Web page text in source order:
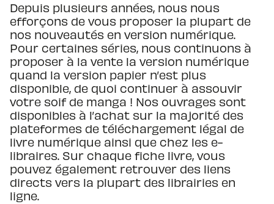
Depuis plusieurs années, nous nous
efforçons de vous proposer la plupart de
nos nouveautés en version numérique.
Pour certaines séries, nous continuons à
proposer à la vente la version numérique
quand la version papier n’est plus
disponible, de quoi continuer à assouvir
votre soif de manga ! Nos ouvrages sont
disponibles à l’achat sur la majorité des
plateformes de téléchargement légal de
livre numérique ainsi que chez les e-
libraires. Sur chaque fiche livre, vous
pouvez également retrouver des liens
directs vers la plupart des librairies en
ligne.